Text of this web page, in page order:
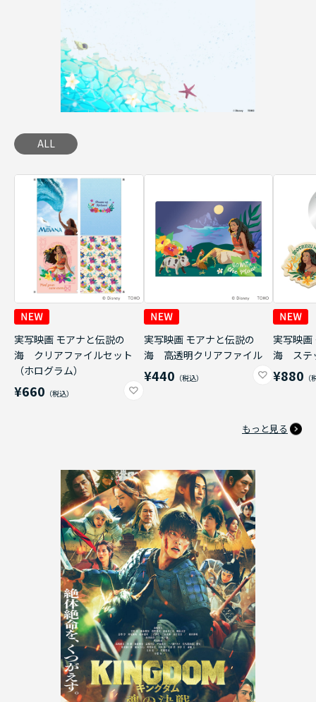
ALL
実写映画 モアナと伝説の
海 クリアファイルセット
（ホログラム）
¥660
実写映画 モアナと伝説の
海 高透明クリアファイル
¥440
実写映画
海 ステ
¥880
もっと見る